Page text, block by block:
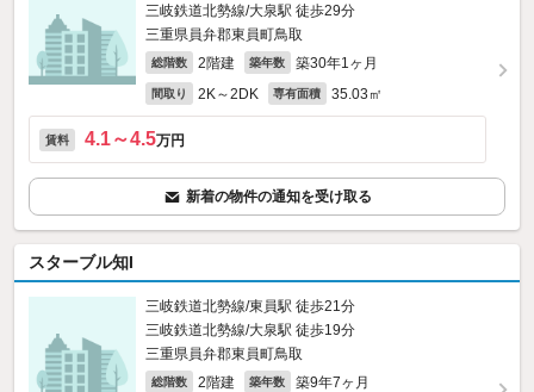
三岐鉄道北勢線/大泉駅 徒歩29分
三重県員弁郡東員町鳥取
総階数 2階建 築年数 築30年1ヶ月
間取り 2K～2DK 専有面積 35.03㎡
賃料 4.1～4.5万円
新着の物件の通知を受け取る
スターブル知I
三岐鉄道北勢線/東員駅 徒歩21分
三岐鉄道北勢線/大泉駅 徒歩19分
三重県員弁郡東員町鳥取
総階数 2階建 築年数 築9年7ヶ月